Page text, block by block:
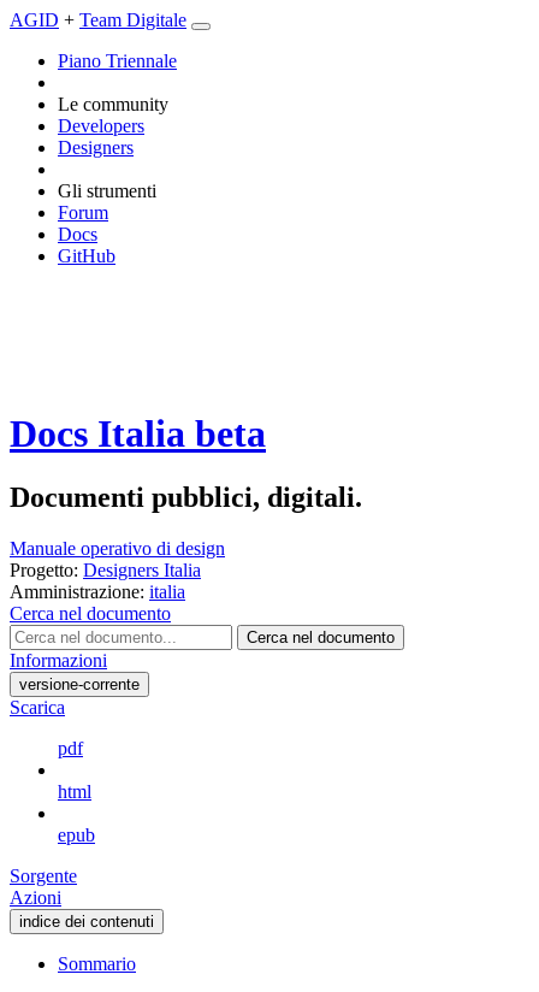
AGID + Team Digitale
Piano Triennale
Le community
Developers
Designers
Gli strumenti
Forum
Docs
GitHub
Docs Italia beta
Documenti pubblici, digitali.
Manuale operativo di design
Progetto: Designers Italia
Amministrazione: italia
Cerca nel documento
Cerca nel documento
Informazioni
versione-corrente
Scarica
pdf
html
epub
Sorgente
Azioni
indice dei contenuti
Sommario